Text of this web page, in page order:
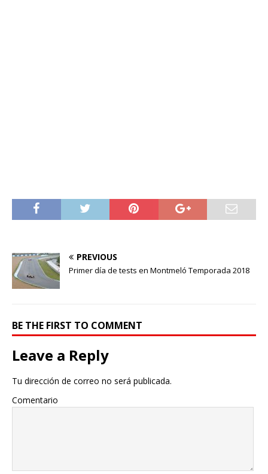
PREVIOUS
Primer día de tests en Montmeló Temporada 2018
BE THE FIRST TO COMMENT
Leave a Reply
Tu dirección de correo no será publicada.
Comentario